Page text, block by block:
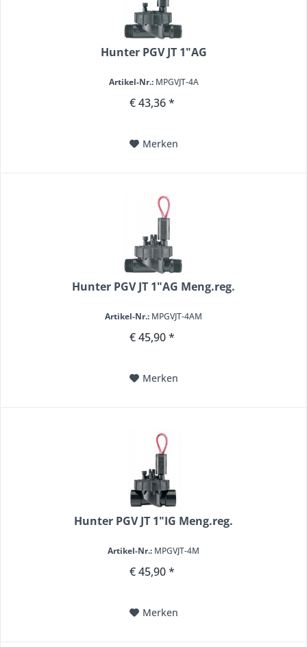
Hunter PGV JT 1"AG
Artikel-Nr.:MPGVJT-4A
€ 43,36 *
Merken
Hunter PGV JT 1"AG Meng.reg.
Artikel-Nr.: MPGVJT-4AM
€ 45,90 *
Merken
Hunter PGV JT 1"IG Meng.reg.
Artikel-Nr.: MPGVJT-4M
€ 45,90 *
Merken